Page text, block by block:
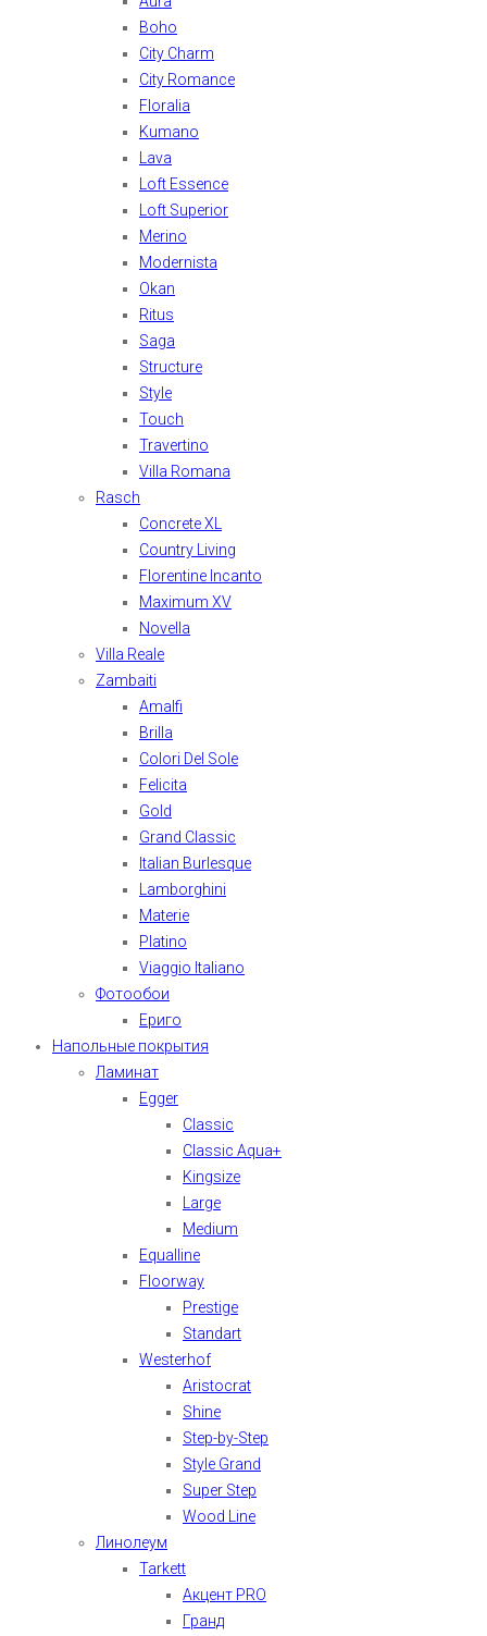
Boho
City Charm
City Romance
Floralia
Kumano
Lava
Loft Essence
Loft Superior
Merino
Modernista
Okan
Ritus
Saga
Structure
Style
Touch
Travertino
Villa Romana
Rasch
Concrete XL
Country Living
Florentine Incanto
Maximum XV
Novella
Villa Reale
Zambaiti
Amalfi
Brilla
Colori Del Sole
Felicita
Gold
Grand Classic
Italian Burlesque
Lamborghini
Materie
Platino
Viaggio Italiano
Фотообои
Ериго
Напольные покрытия
Ламинат
Egger
Classic
Classic Aqua+
Kingsize
Large
Medium
Equalline
Floorway
Prestige
Standart
Westerhof
Aristocrat
Shine
Step-by-Step
Style Grand
Super Step
Wood Line
Линолеум
Tarkett
Акцент PRO
Гранд